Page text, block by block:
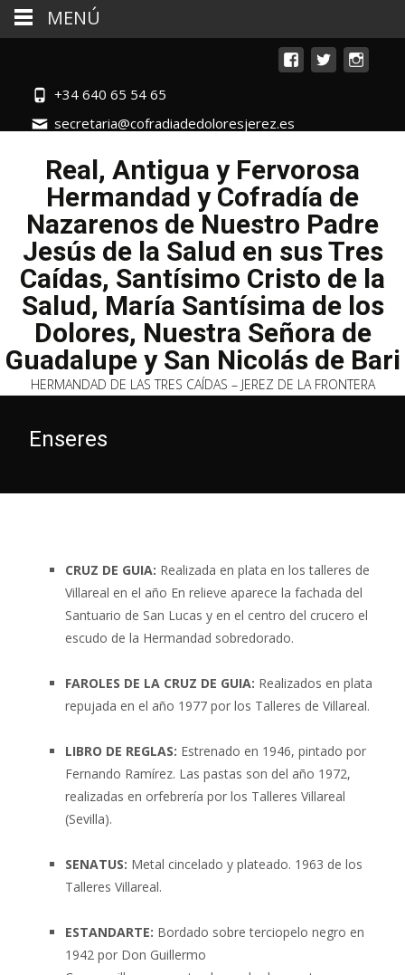
+34 640 65 54 65
secretaria@cofradiadedoloresjerez.es
Real, Antigua y Fervorosa
Hermandad y Cofradía de
Nazarenos de Nuestro Padre
Jesús de la Salud en sus Tres
Caídas, Santísimo Cristo de la
Salud, María Santísima de los
Dolores, Nuestra Señora de
Guadalupe y San Nicolás de Bari
HERMANDAD DE LAS TRES CAÍDAS – JEREZ DE LA FRONTERA
Enseres
CRUZ DE GUIA: Realizada en plata en los talleres de
Villareal en el año En relieve aparece la fachada del
Santuario de San Lucas y en el centro del crucero el
escudo de la Hermandad sobredorado.
FAROLES DE LA CRUZ DE GUIA: Realizados en plata
repujada en el año 1977 por los Talleres de Villareal.
LIBRO DE REGLAS: Estrenado en 1946, pintado por
Fernando Ramírez. Las pastas son del año 1972,
realizadas en orfebrería por los Talleres Villareal
(Sevilla).
SENATUS: Metal cincelado y plateado. 1963 de los
Talleres Villareal.
ESTANDARTE: Bordado sobre terciopelo negro en
1942 por Don Guillermo
MENÚ